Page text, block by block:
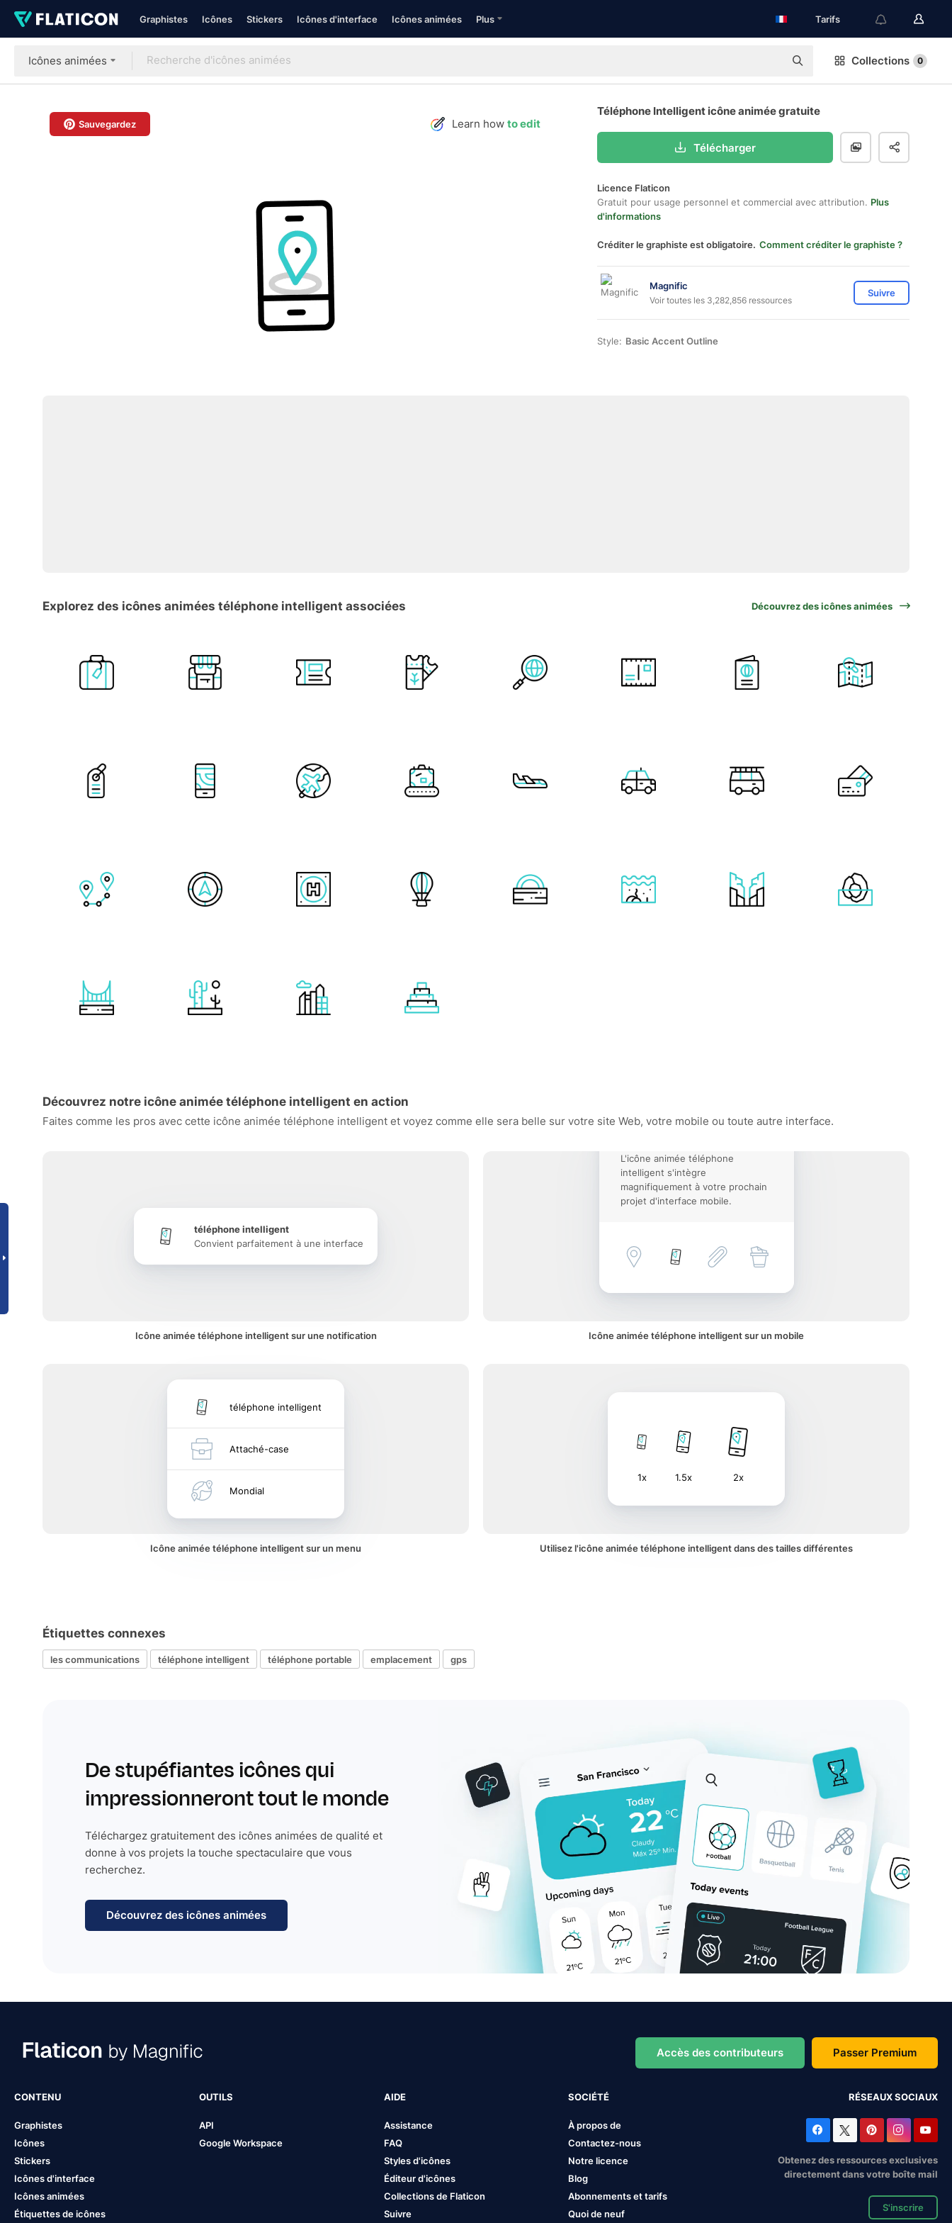
Graphistes Icônes Stickers Icônes d'interface Icônes animées Plus Tarifs
Icônes animées Collections 0
Sauvegardez Learn how to edit
Téléphone Intelligent icône animée gratuite
Télécharger
Licence Flaticon
Gratuit pour usage personnel et commercial avec attribution. Plus
d'informations
Créditer le graphiste est obligatoire. Comment créditer le graphiste ?
Magnific
Voir toutes les 3,282,856 ressources
Suivre
Style: Basic Accent Outline
Explorez des icônes animées téléphone intelligent associées Découvrez des icônes animées
Découvrez notre icône animée téléphone intelligent en action
Faites comme les pros avec cette icône animée téléphone intelligent et voyez comme elle sera belle sur votre site Web, votre mobile ou toute autre interface.
téléphone intelligent
Convient parfaitement à une interface
Icône animée téléphone intelligent sur une notification
L'icône animée téléphone
intelligent s'intègre
magnifiquement à votre prochain
projet d'interface mobile.
Icône animée téléphone intelligent sur un mobile
téléphone intelligent
Attaché-case
Mondial
Icône animée téléphone intelligent sur un menu
1x 1.5x 2x
Utilisez l'icône animée téléphone intelligent dans des tailles différentes
Étiquettes connexes
les communications téléphone intelligent téléphone portable emplacement gps
De stupéfiantes icônes qui
impressionneront tout le monde
Téléchargez gratuitement des icônes animées de qualité et
donne à vos projets la touche spectaculaire que vous
recherchez.
Découvrez des icônes animées
Accès des contributeurs Passer Premium
CONTENU
Graphistes
Icônes
Stickers
Icônes d'interface
Icônes animées
Étiquettes de icônes
OUTILS
API
Google Workspace
AIDE
Assistance
FAQ
Styles d'icônes
Éditeur d'icônes
Collections de Flaticon
Suivre
SOCIÉTÉ
À propos de
Contactez-nous
Notre licence
Blog
Abonnements et tarifs
Quoi de neuf
RÉSEAUX SOCIAUX
Obtenez des ressources exclusives
directement dans votre boîte mail
S'inscrire